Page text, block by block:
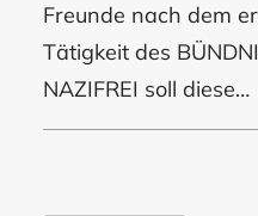
Freunde nach dem
Tätigkeit des
NAZIFREI soll diese…